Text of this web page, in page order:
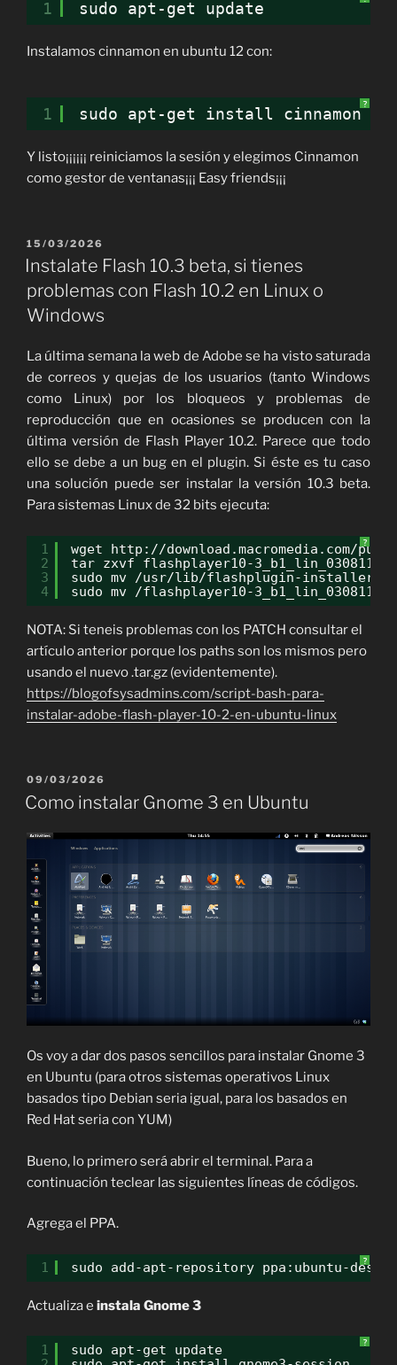
1 sudo apt-get update
Instalamos cinnamon en ubuntu 12 con:
?
1 sudo apt-get install cinnamon
Y listo¡¡¡¡¡¡ reiniciamos la sesión y elegimos Cinnamon
como gestor de ventanas¡¡¡ Easy friends¡¡¡
PUBLICADO
EL
15/03/2026
Instalate Flash 10.3 beta, si tienes
problemas con Flash 10.2 en Linux o
Windows
La última semana la web de Adobe se ha visto saturada
de correos y quejas de los usuarios (tanto Windows
como Linux) por los bloqueos y problemas de
reproducción que en ocasiones se producen con la
última versión de Flash Player 10.2. Parece que todo
ello se debe a un bug en el plugin. Si éste es tu caso
una solución puede ser instalar la versión 10.3 beta.
Para sistemas Linux de 32 bits ejecuta:
?
1
2
3
4
wget http://download.macromedia.com/
tar zxvf flashplayer10-
sudo mv /usr/lib/flashplugin-installer/
sudo mv /flashplayer10-
NOTA: Si teneis problemas con los PATCH consultar el
artículo anterior porque los paths son los mismos pero
usando el nuevo .tar.gz (evidentemente).
https://blogofsysadmins.com/script-bash-para-
instalar-adobe-flash-player-10-2-en-ubuntu-linux
PUBLICADO
EL
09/03/2026
Como instalar Gnome 3 en Ubuntu
Os voy a dar dos pasos sencillos para instalar Gnome 3
en Ubuntu (para otros sistemas operativos Linux
basados tipo Debian seria igual, para los basados en
Red Hat seria con YUM)
Bueno, lo primero será abrir el terminal. Para a
continuación teclear las siguientes líneas de códigos.
Agrega el PPA.
?
1 sudo add-apt-repository ppa:ubuntu-
Actualiza e instala Gnome 3
?
1
sudo apt-get update